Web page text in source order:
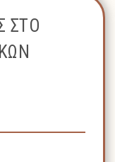
ΣΤΟ